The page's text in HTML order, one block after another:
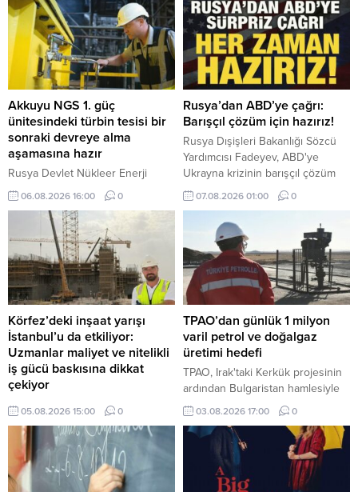
Akkuyu NGS 1. güç
ünitesindeki türbin tesisi bir
sonraki devreye alma
aşamasına hazır
Rusya Devlet Nükleer Enerji
Kuruluşu Rosatom tarafından inşa
edilen Akkuyu Nükleer Güç
Santralinin (NGS) 1. güç
ünitesindeki türbin tesisi
sistemlerinin buhar almaya hazır
hale geldiğini gösteren kritik test
başarıyla yürütüldü.
06.08.2026 16:00 0
Rusya’dan ABD’ye çağrı:
Barışçıl çözüm için hazırız!
Rusya Dışişleri Bakanlığı Sözcü
Yardımcısı Fadeyev, ABD'ye
Ukrayna krizinin barışçıl çözüm
sürecine odaklanma çağrısında
bulunarak, "Amerikan
müzakerecilerinin yapıcı fikirleri
varsa, bunları istişare etmeye her
zaman hazırız." dedi.
07.08.2026 01:00 0
Körfez’deki inşaat yarışı
İstanbul’u da etkiliyor:
Uzmanlar maliyet ve nitelikli
iş gücü baskısına dikkat
çekiyor
Körfez ülkelerinde hızlanan otel,
konut ve karma kullanım projeleri,
yalnızca bölgesel bir yatırım
hareketi olarak değil, Türkiye’deki
inşaat ekosistemini de etkileyen
yeni bir dalga olarak
05.08.2026 15:00 0
TPAO’dan günlük 1 milyon
varil petrol ve doğalgaz
üretimi hedefi
TPAO, Irak'taki Kerkük projesinin
ardından Bulgaristan hamlesiyle
uluslararası faaliyet alanını kara
üretiminden deniz arama
projelerine genişleterek
sektördeki etkinliğini artırma
yolunda önemli adımlar atıyor.
03.08.2026 17:00 0